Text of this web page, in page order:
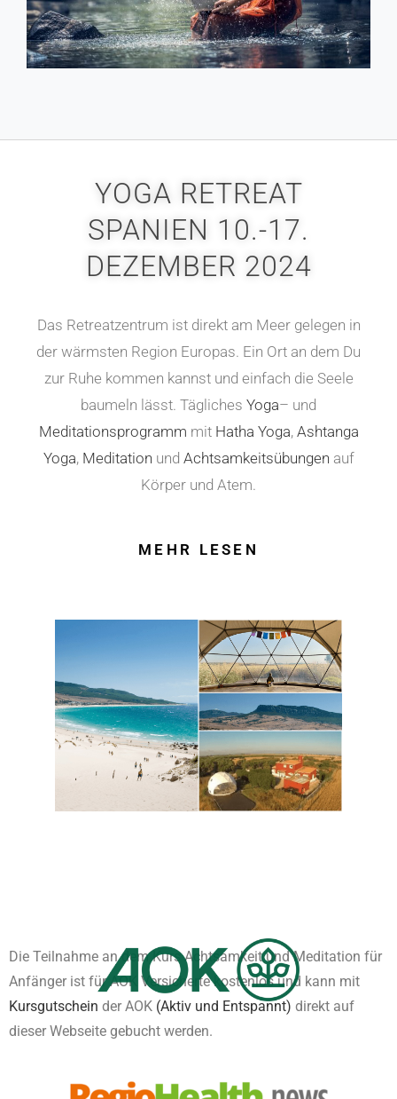
YOGA RETREAT
SPANIEN 10.-17.
DEZEMBER 2024
Das Retreatzentrum ist direkt am Meer gelegen in
der wärmsten Region Europas. Ein Ort an dem Du
zur Ruhe kommen kannst und einfach die Seele
baumeln lässt. Tägliches Yoga– und
Meditationsprogramm mit Hatha Yoga, Ashtanga
Yoga, Meditation und Achtsamkeitsübungen auf
Körper und Atem.
MEHR LESEN
Die Teilnahme an dem Kurs Achtsamkeit und Meditation für
Anfänger ist für AOK Versicherte kostenlos und kann mit
Kursgutschein der AOK (Aktiv und Entspannt) direkt auf
dieser Webseite gebucht werden.